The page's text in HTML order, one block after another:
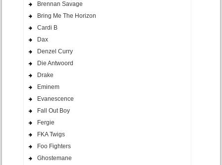
Brennan Savage
Bring Me The Horizon
Cardi B
Dax
Denzel Curry
Die Antwoord
Drake
Eminem
Evanescence
Fall Out Boy
Fergie
FKA Twigs
Foo Fighters
Ghostemane